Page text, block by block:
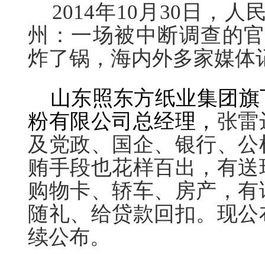
2014年10月30日，人
州：一场被中断调查的
炸了锅，海内外多家媒体
山东照东方纸业集团旗
粉有限公司总经理， 张雷
及党政、国企、银行、
贿手段也花样百出，有
购物卡、轿车、房产，
随礼、给贷款回扣。现
续公布。